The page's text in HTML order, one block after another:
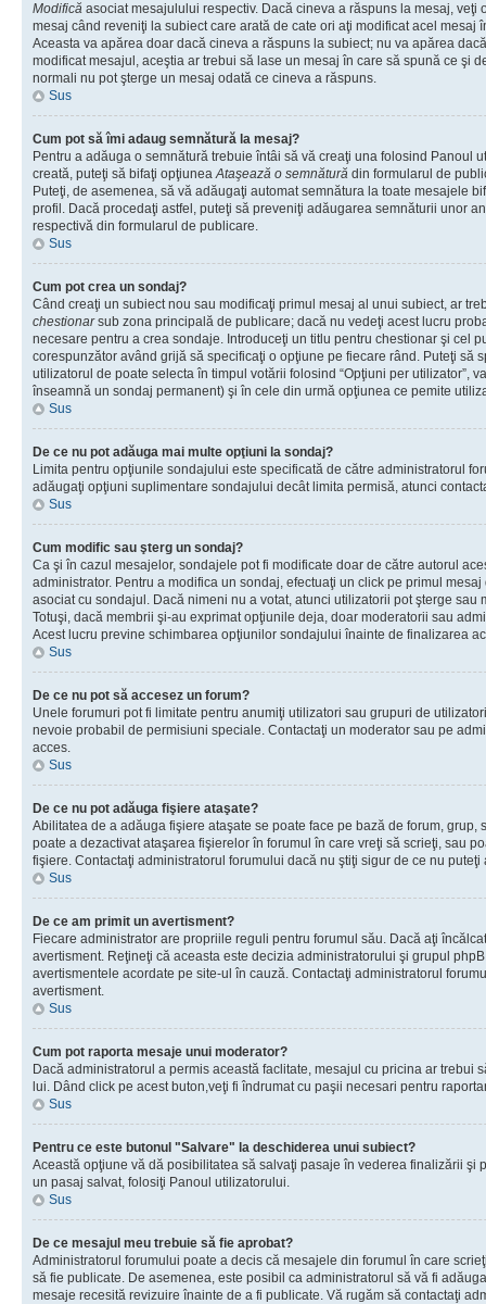
Modifică asociat mesajulului respectiv. Dacă cineva a răspuns la mesaj, veţi
mesaj când reveniţi la subiect care arată de cate ori aţi modificat acel mesaj
Aceasta va apărea doar dacă cineva a răspuns la subiect; nu va apărea
modificat mesajul, aceştia ar trebui să lase un mesaj în care să spună ce şi
normali nu pot şterge un mesaj odată ce cineva a răspuns.
Sus
Cum pot să îmi adaug semnătură la mesaj?
Pentru a adăuga o semnătură trebuie întâi să vă creaţi una folosind Panoul
creată, puteţi să bifaţi opţiuneaAtaşează o semnătură din formularul de
Puteţi, de asemenea, să vă adăugaţi automat semnătura la toate mesajele
profil. Dacă procedaţi astfel, puteţi să preveniţi adăugarea semnăturii unor
respectivă din formularul de publicare.
Sus
Cum pot crea un sondaj?
Când creaţi un subiect nou sau modificaţi primul mesaj al unui subiect, ar
chestionarsub zona principală de publicare; dacă nu vedeţi acest lucru
necesare pentru a crea sondaje. Introduceţi un titlu pentru chestionar şi cel
corespunzător având grijă să specificaţi o opţiune pe fiecare rând. Puteţi să
utilizatorul de poate selecta în timpul votării folosind “Opţiuni per utilizator”,
înseamnă un sondaj permanent) şi în cele din urmă opţiunea ce pemite
Sus
De ce nu pot adăuga mai multe opţiuni la sondaj?
Limita pentru opţiunile sondajului este specificată de către administratorul
adăugaţi opţiuni suplimentare sondajului decât limita permisă, atunci
Sus
Cum modific sau şterg un sondaj?
Ca şi în cazul mesajelor, sondajele pot fi modificate doar de către autorul
administrator. Pentru a modifica un sondaj, efectuaţi un click pe primul
asociat cu sondajul. Dacă nimeni nu a votat, atunci utilizatorii pot şterge
Totuşi, dacă membrii şi-au exprimat opţiunile deja, doar moderatorii sau
Acest lucru previne schimbarea opţiunilor sondajului înainte de finalizarea
Sus
De ce nu pot să accesez un forum?
Unele forumuri pot fi limitate pentru anumiţi utilizatori sau grupuri de
nevoie probabil de permisiuni speciale. Contactaţi un moderator sau pe
acces.
Sus
De ce nu pot adăuga fişiere ataşate?
Abilitatea de a adăuga fişiere ataşate se poate face pe bază de forum, grup,
poate a dezactivat ataşarea fişierelor în forumul în care vreţi să scrieţi, sau
fişiere. Contactaţi administratorul forumului dacă nu ştiţi sigur de ce nu
Sus
De ce am primit un avertisment?
Fiecare administrator are propriile reguli pentru forumul său. Dacă aţi
avertisment. Reţineţi că aceasta este decizia administratorului şi grupul
avertismentele acordate pe site-ul în cauză. Contactaţi administratorul
avertisment.
Sus
Cum pot raporta mesaje unui moderator?
Dacă administratorul a permis această faclitate, mesajul cu pricina ar trebui
lui. Dând click pe acest buton,veţi fi îndrumat cu paşii necesari pentru
Sus
Pentru ce este butonul "Salvare" la deschiderea unui subiect?
Această opţiune vă dă posibilitatea să salvaţi pasaje în vederea finalizării şi
un pasaj salvat, folosiţi Panoul utilizatorului.
Sus
De ce mesajul meu trebuie să fie aprobat?
Administratorul forumului poate a decis că mesajele din forumul în care
să fie publicate. De asemenea, este posibil ca administratorul să vă fi
mesaje recesită revizuire înainte de a fi publicate. Vă rugăm să contactaţi